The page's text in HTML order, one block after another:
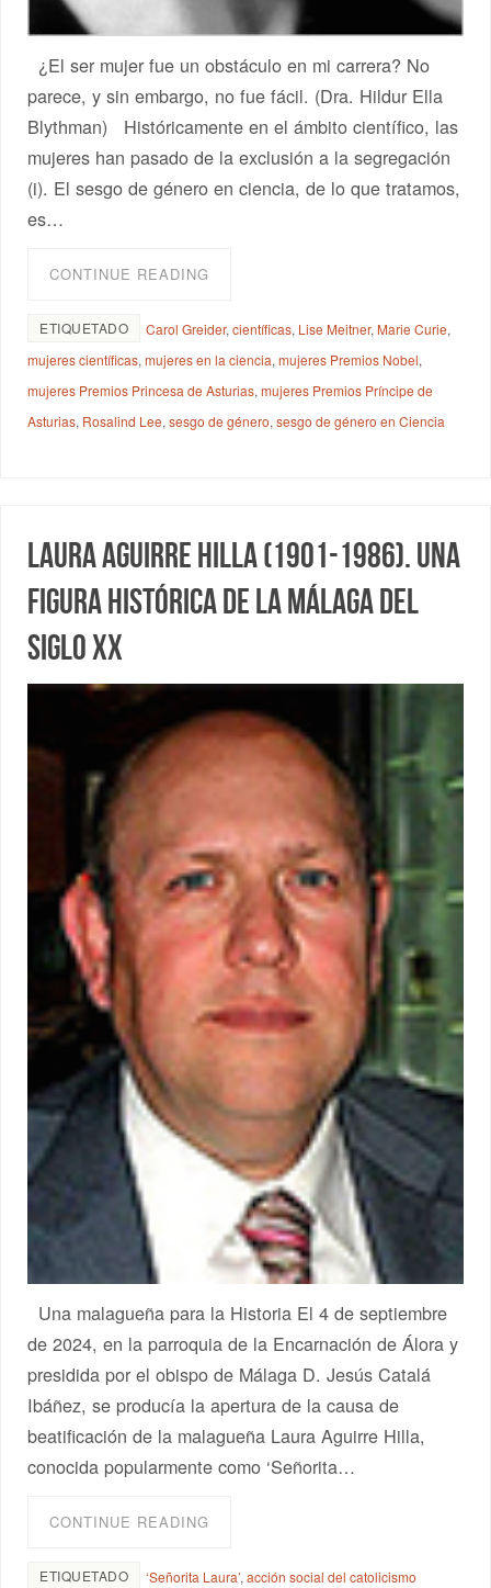
¿El ser mujer fue un obstáculo en mi carrera? No
parece, y sin embargo, no fue fácil. (Dra. Hildur Ella
Blythman) Históricamente en el ámbito científico, las
mujeres han pasado de la exclusión a la segregación
(i). El sesgo de género en ciencia, de lo que tratamos,
es…
CONTINUE READING
ETIQUETADO Carol Greider,científicas, Lise Meitner, Marie Curie,
mujeres científicas,mujeres en la ciencia,mujeres Premios Nobel,
mujeres Premios Princesa de Asturias,mujeres Premios Príncipe de
Asturias, Rosalind Lee,sesgo de género,sesgo de género en Ciencia
Laura Aguirre Hilla (1901-1986). Una
figura histórica de la Málaga del
siglo XX
Una malagueña para la Historia El 4 de septiembre
de 2024, en la parroquia de la Encarnación de Álora y
presidida por el obispo de Málaga D. Jesús Catalá
Ibáñez, se producía la apertura de la causa de
beatificación de la malagueña Laura Aguirre Hilla,
conocida popularmente como ‘Señorita…
CONTINUE READING
ETIQUETADO ‘Señorita Laura’,acción social del catolicismo